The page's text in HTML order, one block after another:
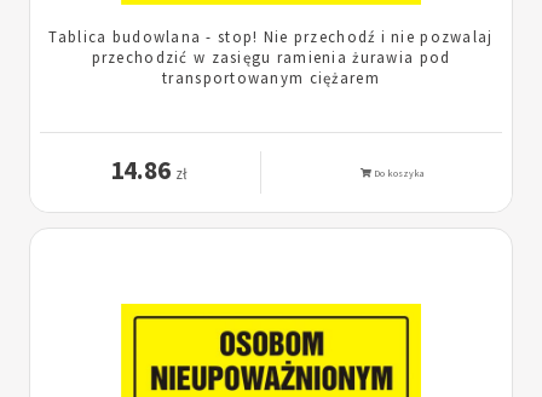
Tablica budowlana - stop! Nie przechodź i nie pozwalaj
przechodzić w zasięgu ramienia żurawia pod
transportowanym ciężarem
14.86 zł Do koszyka